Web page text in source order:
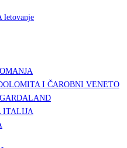
letovanje
I ČAROBNI VENETO
ITALIJA